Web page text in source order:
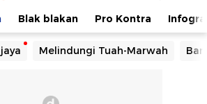
Blak blakan Pro Kontra
Melindungi Tuah-Marwah